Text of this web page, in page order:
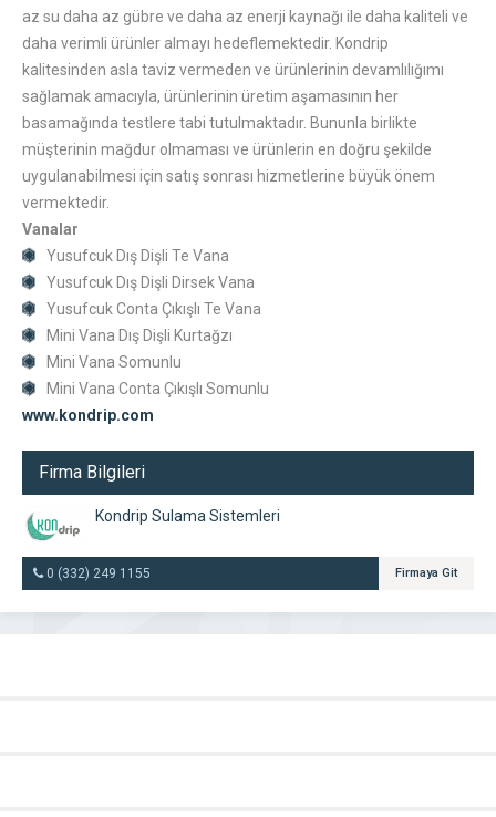
az su daha az gübre ve daha az enerji kaynağı ile daha kaliteli ve
daha verimli ürünler almayı hedeflemektedir. Kondrip
kalitesinden asla taviz vermeden ve ürünlerinin devamlılığımı
sağlamak amacıyla, ürünlerinin üretim aşamasının her
basamağında testlere tabi tutulmaktadır. Bununla birlikte
müşterinin mağdur olmaması ve ürünlerin en doğru şekilde
uygulanabilmesi için satış sonrası hizmetlerine büyük önem
vermektedir.
Vanalar
Yusufcuk Dış Dişli Te Vana
Yusufcuk Dış Dişli Dirsek Vana
Yusufcuk Conta Çıkışlı Te Vana
Mini Vana Dış Dişli Kurtağzı
Mini Vana Somunlu
Mini Vana Conta Çıkışlı Somunlu
www.kondrip.com
Firma Bilgileri
Kondrip Sulama Sistemleri
0 (332) 249 1155 Firmaya Git